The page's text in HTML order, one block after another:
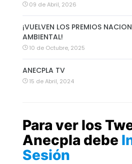
09 de Abril, 2026
¡VUELVEN LOS PREMIOS
AMBIENTAL!
10 de Octubre, 2025
ANECPLA TV
15 de Abril, 2024
Para ver los
Anecpla debe
Sesión